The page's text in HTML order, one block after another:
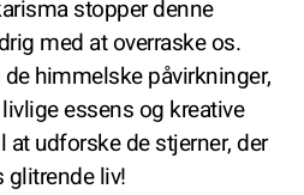
stopper denne
med at overraske os.
himmelske påvirkninger,
essens og kreative
at udforske de stjerner, der
glitrende liv!